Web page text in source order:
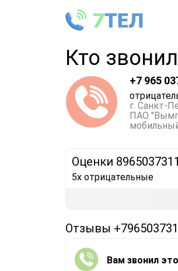
Кто
+7 965
г. Санкт-
ПАО
Оценки
5x отрицательные
Отзывы
Вам звонил